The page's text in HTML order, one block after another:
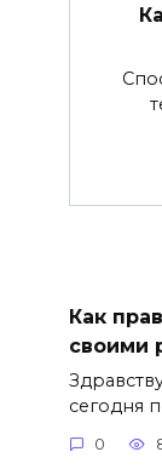
Как
своими
сегодня
0